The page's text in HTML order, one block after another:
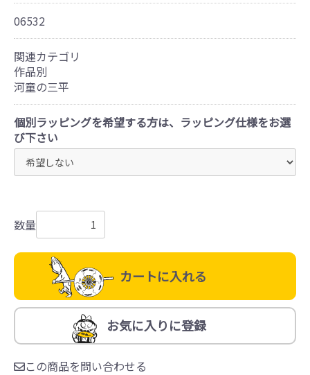
06532
関連カテゴリ
作品別
河童の三平
個別ラッピングを希望する方は、ラッピング仕様をお選
び下さい
数量
カートに入れる
お気に入りに登録
この商品を問い合わせる